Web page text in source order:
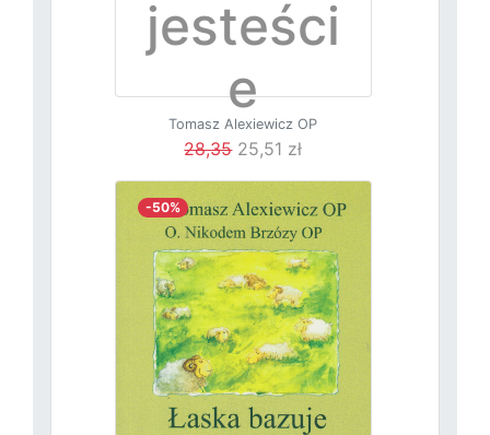
jesteści
e
posłani
Tomasz Alexiewicz OP
28,3525,51 zł
-50%